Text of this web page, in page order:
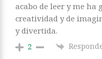
acabo de leer y me ha
creatividad y de
y divertida.
2